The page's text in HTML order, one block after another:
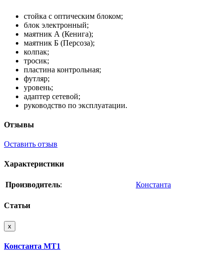
стойка с оптическим блоком;
блок электронный;
маятник А (Кенига);
маятник Б (Персоза);
колпак;
тросик;
пластина контрольная;
футляр;
уровень;
адаптер сетевой;
руководство по эксплуатации.
Отзывы
Оставить отзыв
Характеристики
Производитель: Константа
Статьи
x
Константа МТ1